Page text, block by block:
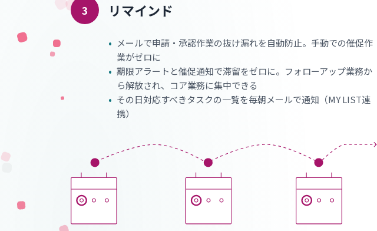
3 リマインド
• メールで申請・承認作業の抜け漏れを自動防止。手動での催促作
業がゼロに
• 期限アラートと催促通知で滞留をゼロに。フォローアップ業務か
ら解放され、コア業務に集中できる
• その日対応すべきタスクの一覧を毎朝メールで通知（MY LIST連
携）